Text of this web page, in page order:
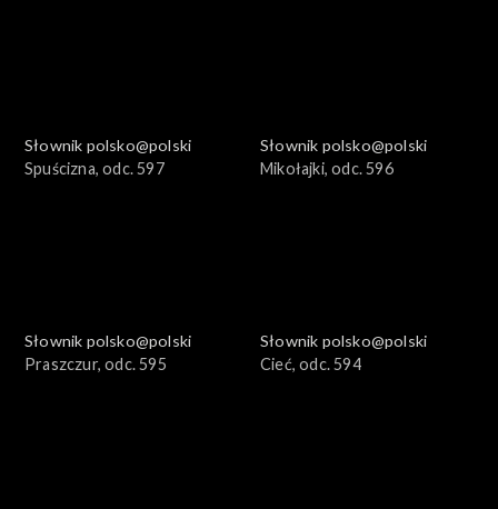
Słownik polsko@polski
Spuścizna, odc. 597
Słownik polsko@polski
Mikołajki, odc. 596
Słownik polsko@polski
Praszczur, odc. 595
Słownik polsko@polski
Cieć, odc. 594